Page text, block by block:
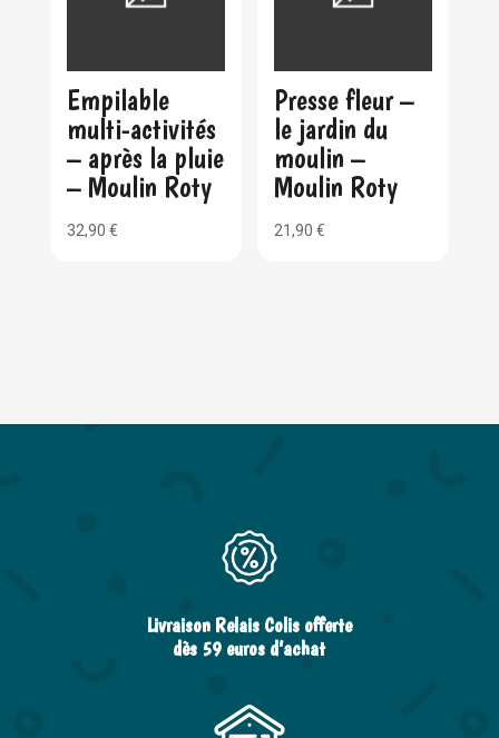
Empilable
multi-activités
– après la pluie
– Moulin Roty
32,90 €
Presse fleur –
le jardin du
moulin –
Moulin Roty
21,90€
Livraison Relais Colis offerte
dès 59 euros d’achat